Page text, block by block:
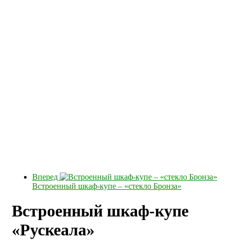
Вперед
Встроенный шкаф-купе – «стекло Бронза»
Встроенный шкаф-купе
«Рускеала»